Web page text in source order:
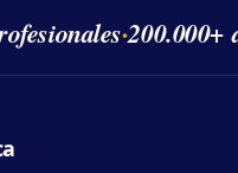
·200.000+